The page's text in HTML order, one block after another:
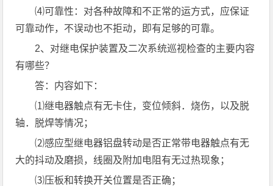
⑷可靠性：对各种故障和不正常的运方式，应保证
可靠动作，不误动也不拒动，即有足够的可靠。
2、对继电保护装置及二次系统巡视检查的主要内容
有哪些？
答：内容如下：
⑴继电器触点有无卡住，变位倾斜．烧伤，以及脱
轴．脱焊等情况；
⑵感应型继电器铝盘转动是否正常带电器触点有无
大的抖动及磨损，线圈及附加电阻有无过热现象；
⑶压板和转换开关位置是否正确；